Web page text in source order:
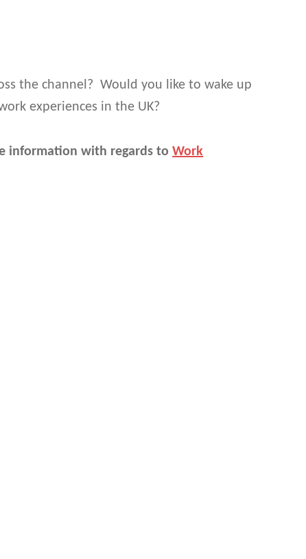
the channel? Would you like to wake up
experiences in the UK?
information with regards toWork